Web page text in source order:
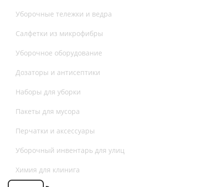
Уборочные тележки и ведра
Салфетки из микрофибры
Уборочное оборудование
Дозаторы и антисептики
Наборы для уборки
Пакеты для мусора
Перчатки и аксессуары
Уборочный инвентарь для улиц
Химия для клинига